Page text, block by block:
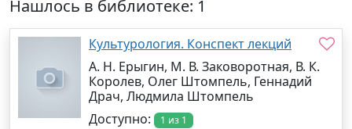
Нашлось в библиотеке: 1
Культурология. Конспект лекций
А. Н. Ерыгин, М. В. Заковоротная, В. К.
Королев, Олег Штомпель, Геннадий
Драч, Людмила Штомпель
Доступно:
1 из 1